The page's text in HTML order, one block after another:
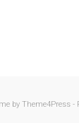
by Theme4Press -